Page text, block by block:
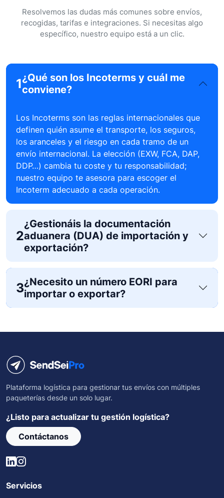
Resolvemos las dudas más comunes sobre envíos,
recogidas, tarifas e integraciones. Si necesitas algo
específico, nuestro equipo está a un clic.
1¿Qué son los Incoterms y cuál me
conviene?
Los Incoterms son las reglas internacionales que
definen quién asume el transporte, los seguros,
los aranceles y el riesgo en cada tramo de un
envío internacional. La elección (EXW, FCA, DAP,
DDP…) cambia tu coste y tu responsabilidad;
nuestro equipo te asesora para escoger el
Incoterm adecuado a cada operación.
2
¿Gestionáis la documentación
aduanera (DUA) de importación y
exportación?
3¿Necesito un número EORI para
importar o exportar?
Plataforma logística para gestionar tus envíos con múltiples
paqueterías desde un solo lugar.
¿Listo para actualizar tu gestión logística?
Contáctanos
Servicios